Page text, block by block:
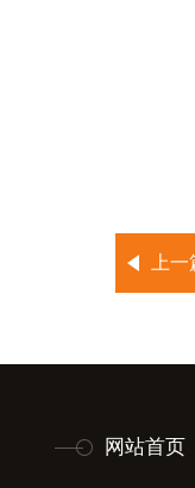
上
网站首页